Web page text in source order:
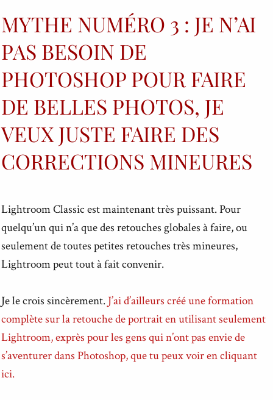
MYTHE NUMÉRO 3 : JE N’AI
PAS BESOIN DE
PHOTOSHOP POUR FAIRE
DE BELLES PHOTOS, JE
VEUX JUSTE FAIRE DES
CORRECTIONS MINEURES
Lightroom Classic est maintenant très puissant. Pour
quelqu’un qui n’a que des retouches globales à faire, ou
seulement de toutes petites retouches très mineures,
Lightroom peut tout à fait convenir.
Je le crois sincèrement. J’ai d’ailleurs créé une formation
complète sur la retouche de portrait en utilisant seulement
Lightroom, exprès pour les gens qui n’ont pas envie de
s’aventurer dans Photoshop, que tu peux voir en cliquant
ici.